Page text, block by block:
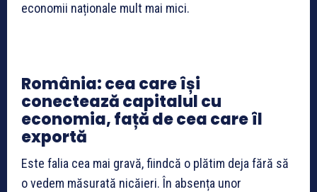
economii naționale mult mai mici.
România: cea care își
conectează capitalul cu
economia, față de cea care îl
exportă
Este falia cea mai gravă, fiindcă o plătim deja fără să
o vedem măsurată nicăieri. În absența unor